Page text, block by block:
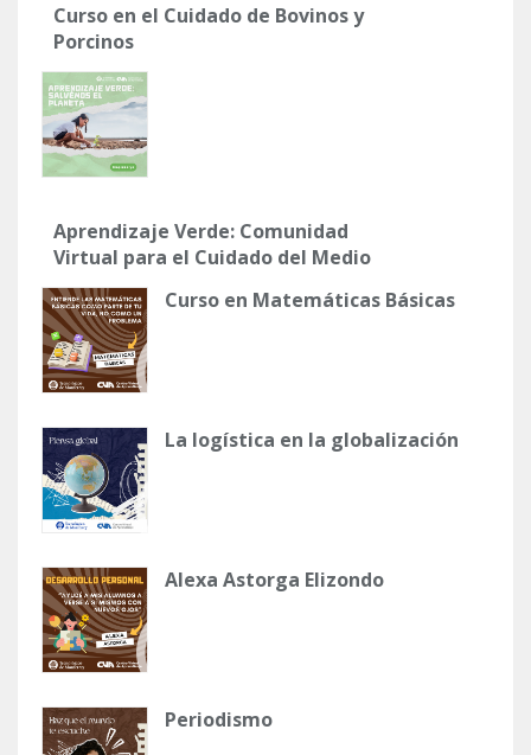
Curso en el Cuidado de Bovinos y
Porcinos
Aprendizaje Verde: Comunidad
Virtual para el Cuidado del Medio
Ambiente.
Curso en Matemáticas Básicas
La logística en la globalización
Alexa Astorga Elizondo
Periodismo